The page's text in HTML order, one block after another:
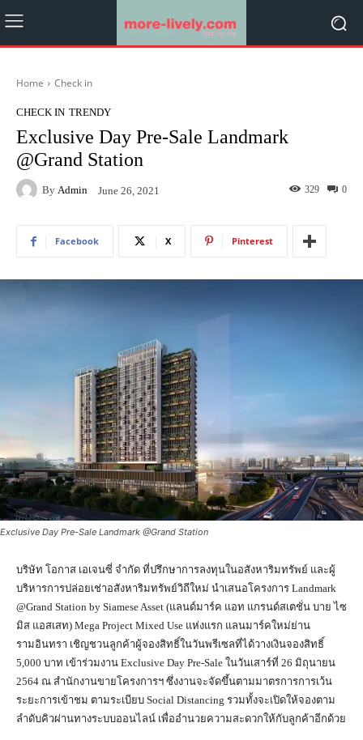
Home Check in
CHECK IN TRENDY
Exclusive Day Pre-Sale Landmark
@Grand Station
By Admin June 26, 2021 0
329
Facebook X Pinterest
Exclusive Day Pre-Sale Landmark @Grand Station
บริษัท โอกาส เอเจนซี่ จำกัด ที่ปรึกษาการลงทุนในอสังหาริมทรัพย์ และผู้
บริหารการปล่อยเช่าอสังหาริมทรัพย์วิถีใหม่ นำเสนอโครงการ Landmark
@Grand Station by Siamese Asset (แลนด์มาร์ค แอท แกรนด์สเตชั่น บาย ไซ
มิส แอสเสท) Mega Project Mixed Use แห่งแรก แลนมาร์คใหม่ย่าน
รามอินทรา เชิญชวนลูกค้าผู้จองสิทธิ์ในวันพรีเซลที่ได้วางเงินจองสิทธิ์
5,000 บาท เข้าร่วมงาน Exclusive Day Pre-Sale ในวันเสาร์ที่ 26 มิถุนายน
2564 ณ สำนักงานขายโครงการฯ ซึ่งงานจะจัดขึ้นตามมาตรการการเว้น
ระยะการเข้าชม ตามระเบียบ Social Distancing รวมทั้งจะเปิดให้จองตาม
ลำดับคิวผ่านทางระบบออนไลน์ เพื่ออำนวยความสะดวกให้กับลูกค้าอีกด้วย